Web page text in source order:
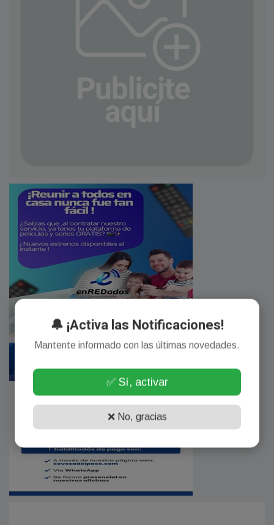
🔔 ¡Activa las Notificaciones!
Mantente informado con las últimas novedades.
✅ Sí, activar
❌ No, gracias